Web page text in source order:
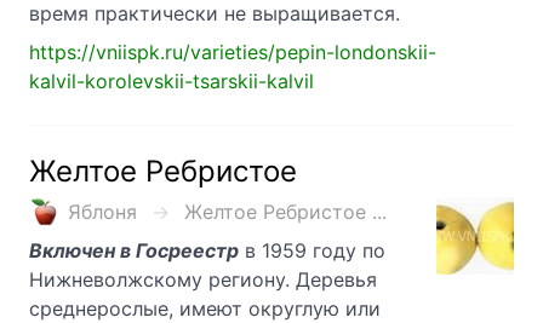
время практически не выращивается.
https://vniispk.ru/varieties/pepin-londonskii-
kalvil-korolevskii-tsarskii-kalvil
Желтое Ребристое
Яблоня
Желтое Ребристое ...
Включен в Госреестр в 1959 году по
Нижневолжскому региону. Деревья
среднерослые, имеют округлую или